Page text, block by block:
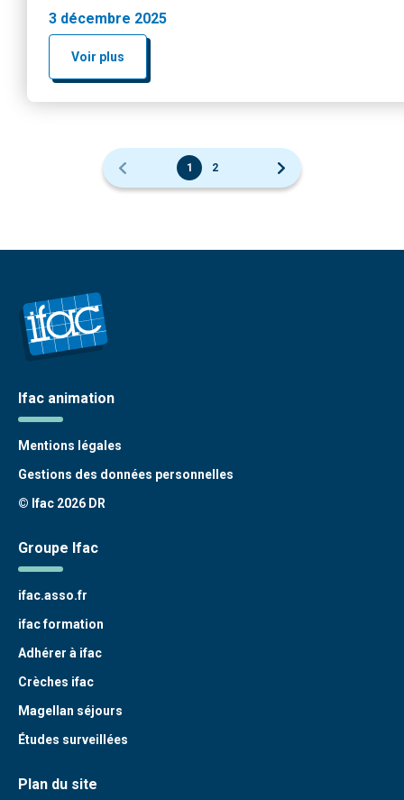
3 décembre 2025
Voir plus
1 2
Ifac animation
Mentions légales
Gestions des données personnelles
© Ifac 2026 DR
Groupe Ifac
ifac.asso.fr
ifac formation
Adhérer à ifac
Crèches ifac
Magellan séjours
Études surveillées
Plan du site